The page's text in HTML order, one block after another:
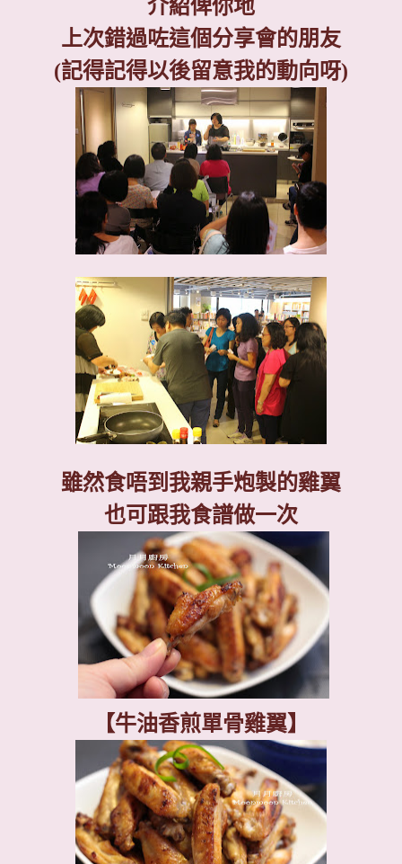
介紹俾你地
上次錯過咗這個分享會的朋友
(記得記得以後留意我的動向呀)
雖然食唔到我親手炮製的雞翼
也可跟我食譜做一次
【牛油香煎單骨雞翼】